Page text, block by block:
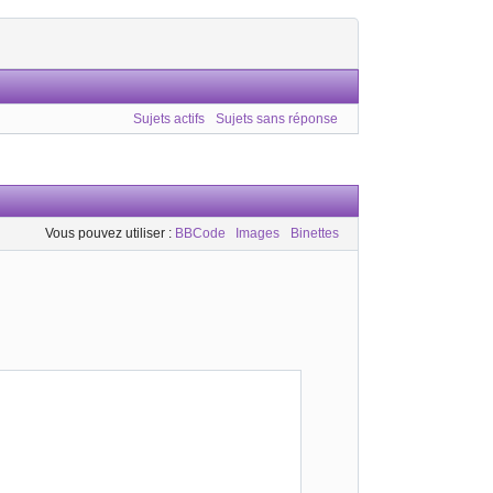
Sujets actifs Sujets sans réponse
Vous pouvez utiliser : BBCode Images Binettes